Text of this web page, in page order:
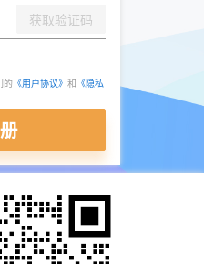
获取验证码
的 《用户协议》 和 《隐私